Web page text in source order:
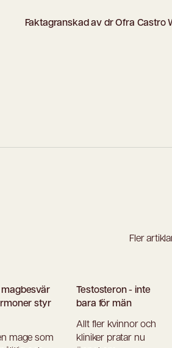
Faktagranskad av dr Ofra Castro
Fler
styr
mage som
Testosteron - inte
bara för män
Allt fler kvinnor och
kliniker pratar nu